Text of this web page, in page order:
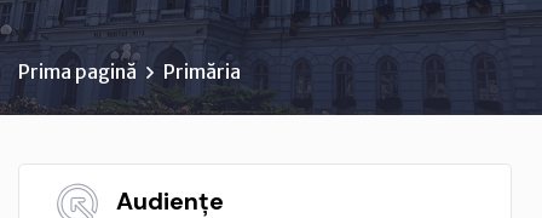
Prima pagină Primăria
Audiențe